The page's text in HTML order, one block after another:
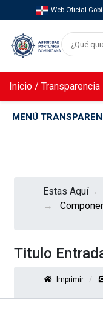
Web Oficial
Inicio / Transparencia
MENÚ
Estas Aquí
Titulo
Imprimir